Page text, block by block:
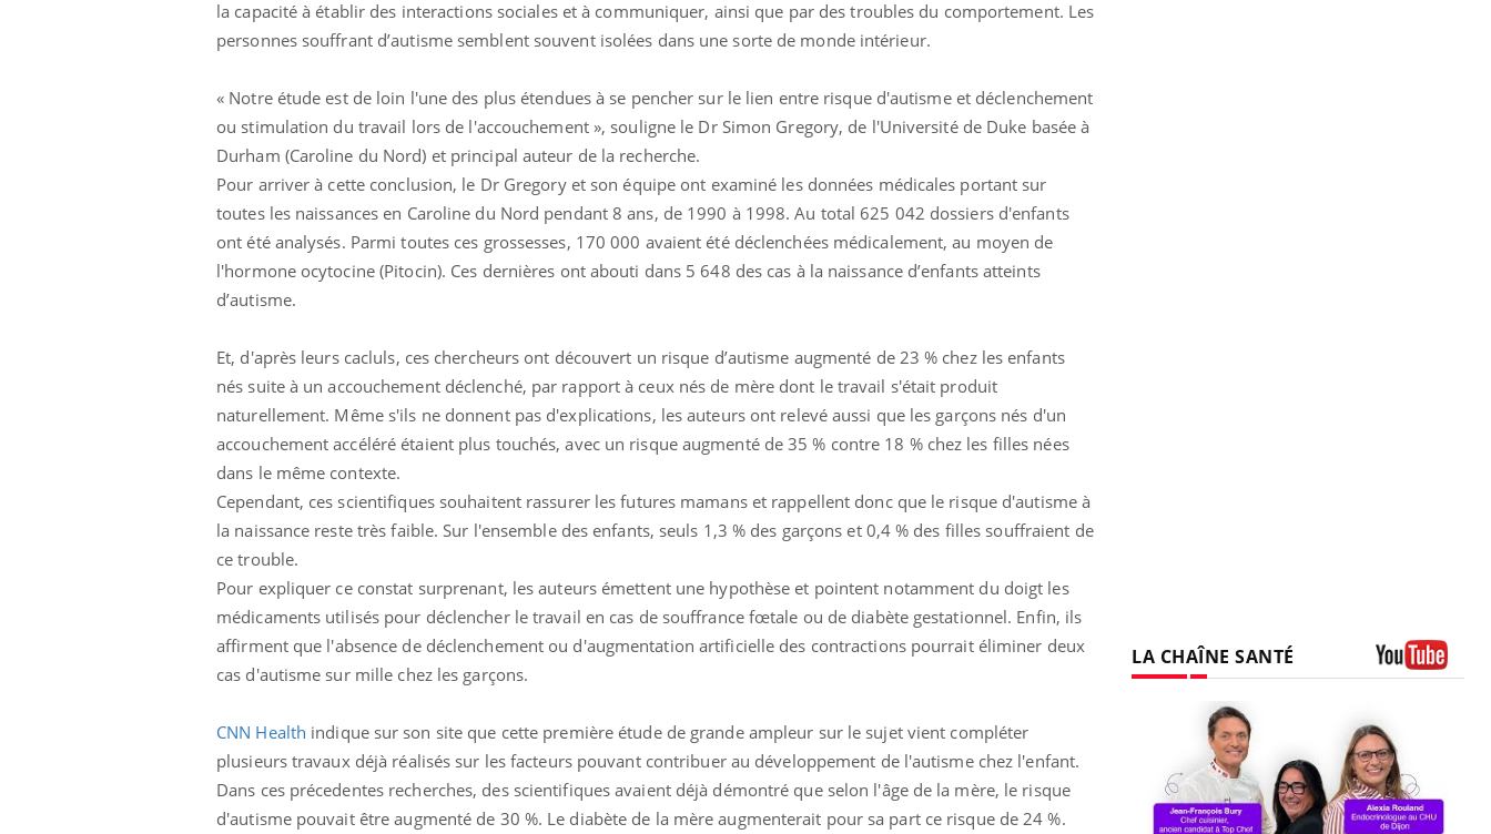
la capacité à établir des interactions sociales et à communiquer, ainsi que par des troubles du comportement. Les
personnes souffrant d’autisme semblent souvent isolées dans une sorte de monde intérieur.
« Notre étude est de loin l'une des plus étendues à se pencher sur le lien entre risque d'autisme et déclenchement
ou stimulation du travail lors de l'accouchement », souligne le Dr Simon Gregory, de l'Université de Duke basée à
Durham (Caroline du Nord) et principal auteur de la recherche.
Pour arriver à cette conclusion, le Dr Gregory et son équipe ont examiné les données médicales portant sur
toutes les naissances en Caroline du Nord pendant 8 ans, de 1990 à 1998. Au total 625 042 dossiers d'enfants
ont été analysés. Parmi toutes ces grossesses, 170 000 avaient été déclenchées médicalement, au moyen de
l'hormone ocytocine (Pitocin). Ces dernières ont abouti dans 5 648 des cas à la naissance d’enfants atteints
d’autisme.
Et, d'après leurs cacluls, ces chercheurs ont découvert un risque d’autisme augmenté de 23 % chez les enfants
nés suite à un accouchement déclenché, par rapport à ceux nés de mère dont le travail s'était produit
naturellement. Même s'ils ne donnent pas d'explications, les auteurs ont relevé aussi que les garçons nés d'un
accouchement accéléré étaient plus touchés, avec un risque augmenté de 35 % contre 18 % chez les filles nées
dans le même contexte.
Cependant, ces scientifiques souhaitent rassurer les futures mamans et rappellent donc que le risque d'autisme à
la naissance reste très faible. Sur l'ensemble des enfants, seuls 1,3 % des garçons et 0,4 % des filles souffraient de
ce trouble.
Pour expliquer ce constat surprenant, les auteurs émettent une hypothèse et pointent notamment du doigt les
médicaments utilisés pour déclencher le travail en cas de souffrance fœtale ou de diabète gestationnel. Enfin, ils
affirment que l'absence de déclenchement ou d'augmentation artificielle des contractions pourrait éliminer deux
cas d'autisme sur mille chez les garçons.
CNN Health indique sur son site que cette première étude de grande ampleur sur le sujet vient compléter
plusieurs travaux déjà réalisés sur les facteurs pouvant contribuer au développement de l'autisme chez l'enfant.
Dans ces précedentes recherches, des scientifiques avaient déjà démontré que selon l'âge de la mère, le risque
d'autisme pouvait être augmenté de 30 %. Le diabète de la mère augmenterait pour sa part ce risque de 24 %.
LA CHAÎNE SANTÉ